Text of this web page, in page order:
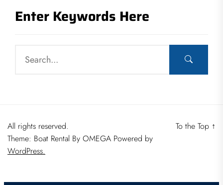
Enter Keywords Here
All rights reserved.
Theme: Boat Rental By OMEGA Powered by
WordPress.
To the Top ↑